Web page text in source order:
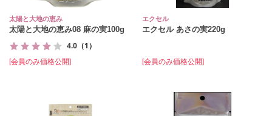
太陽と大地の恵み
太陽と大地の恵み08 麻の実100g
4.0 （1）
[会員のみ価格公開]
エクセル
エクセル あさの実220g
[会員のみ価格公開]